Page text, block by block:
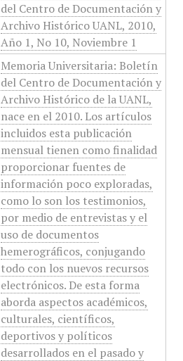
del Centro de Documentación y
Archivo Histórico UANL, 2010,
Año 1, No 10, Noviembre 1
Memoria Universitaria: Boletín
del Centro de Documentación y
Archivo Histórico de la UANL,
nace en el 2010. Los artículos
incluidos esta publicación
mensual tienen como finalidad
proporcionar fuentes de
información poco exploradas,
como lo son los testimonios,
por medio de entrevistas y el
uso de documentos
hemerográficos, conjugando
todo con los nuevos recursos
electrónicos. De esta forma
aborda aspectos académicos,
culturales, científicos,
deportivos y políticos
desarrollados en el pasado y